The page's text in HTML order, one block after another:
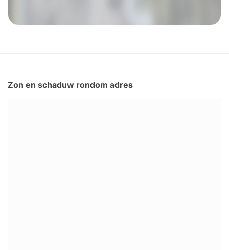
Zon en schaduw rondom adres